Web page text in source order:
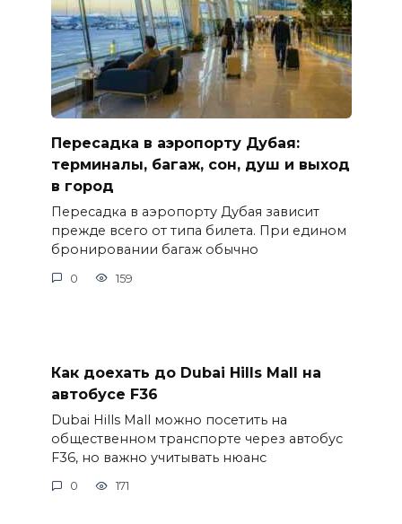
Пересадка в аэропорту Дубая:
терминалы, багаж, сон, душ и выход
в город
Пересадка в аэропорту Дубая зависит
прежде всего от типа билета. При едином
бронировании багаж обычно
0 159
Как доехать до Dubai Hills Mall на
автобусе F36
Dubai Hills Mall можно посетить на
общественном транспорте через автобус
F36, но важно учитывать нюанс
0 171